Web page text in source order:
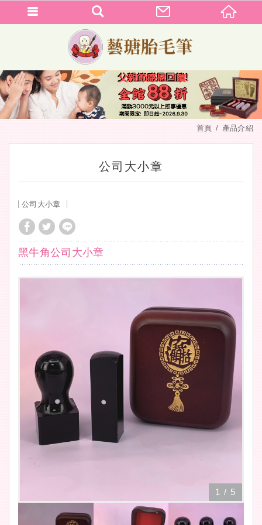
首頁 產品介紹
公司大小章
公司大小章
黑牛角公司大小章
1 / 5